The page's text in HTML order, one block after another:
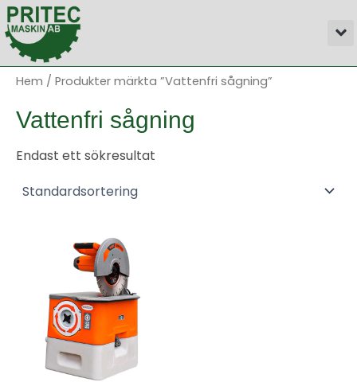
Hoppa
till
innehåll
Hem / Produkter märkta ”Vattenfri sågning”
Vattenfri sågning
Endast ett sökresultat